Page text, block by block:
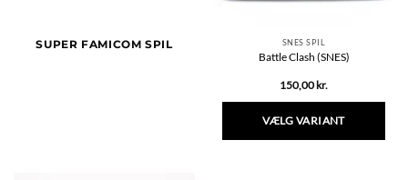
SUPER FAMICOM SPIL SNES SPIL
Battle Clash (SNES)
150,00 kr.
VÆLG VARIANT